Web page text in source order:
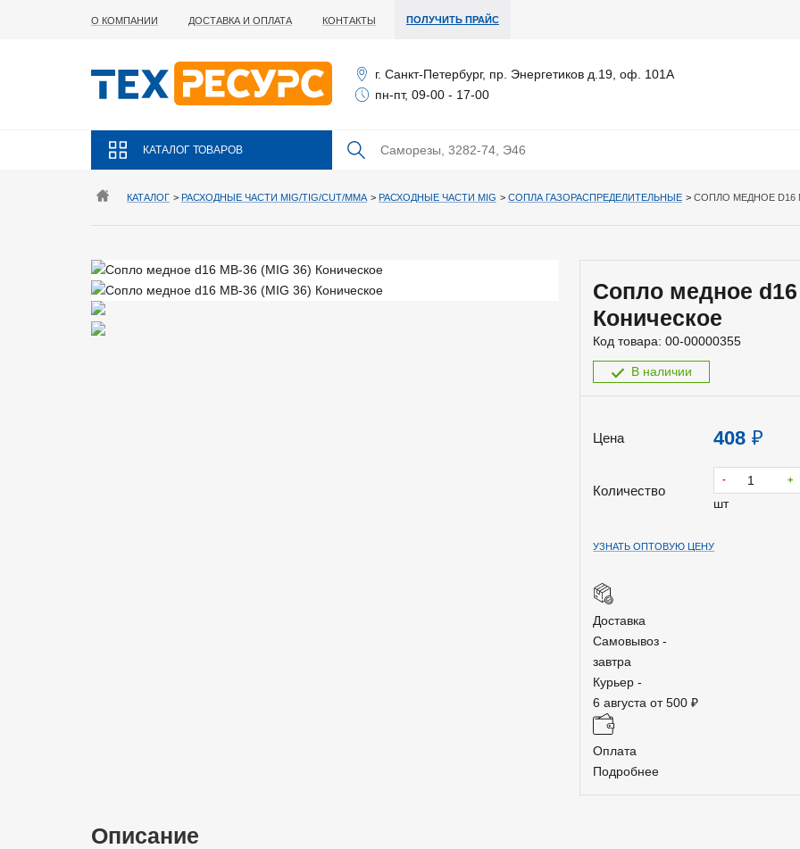
О КОМПАНИИ ДОСТАВКА И ОПЛАТА КОНТАКТЫ ПОЛУЧИТЬ ПРАЙС
г. Санкт-Петербург, пр. Энергетиков д.19, оф. 101А
пн-пт, 09-00 - 17-00
КАТАЛОГ ТОВАРОВ
КАТАЛОГ > РАСХОДНЫЕ ЧАСТИ MIG/TIG/CUT/MMA > РАСХОДНЫЕ ЧАСТИ MIG > СОПЛА ГАЗОРАСПРЕДЕЛИТЕЛЬНЫЕ > СОПЛО МЕДНОЕ D16
Сопло медное d16
Коническое
Код товара: 00-00000355
В наличии
Цена 408 ₽
Количество
- +
шт
УЗНАТЬ ОПТОВУЮ ЦЕНУ
Доставка
Самовывоз -
завтра
Курьер -
6 августа от 500 ₽
Оплата
Подробнее
Описание